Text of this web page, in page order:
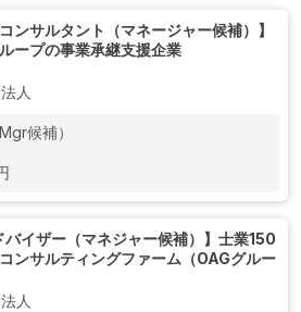
ンサルタント（マネージャー候補）】
ープの事業承継支援企業
人
候補）
バイザー（マネジャー候補）】士業150
ンサルティングファーム（OAGグルー
人